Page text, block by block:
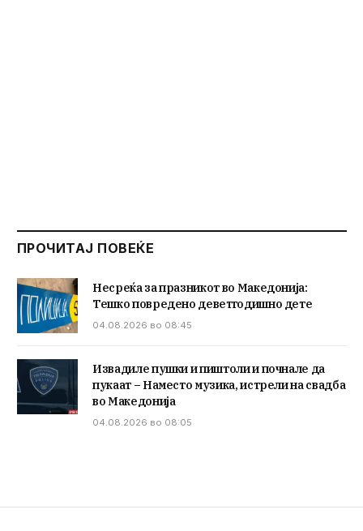
ПРОЧИТАЈ ПОВЕЌЕ
Несреќа за празникот во Македонија:
Тешко повредено деветгодишно дете
04.08.2026 во 08:45
Извадиле пушки и пиштоли и почнале да
пукаат – Наместо музика, истрели на свадба
во Македонија
04.08.2026 во 08:05